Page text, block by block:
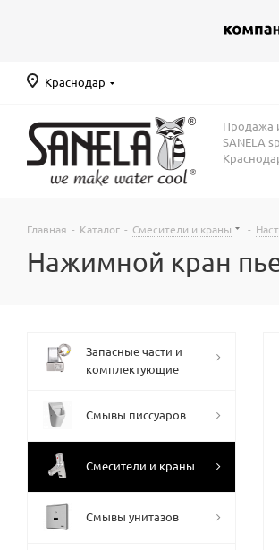
Краснодар
Продажа
SANELA
Главная - Каталог - Смесители и краны -
Нажимной кран
Запасные части и
комплектующие
Смывы писсуаров
Смесители и краны
Смывы унитазов